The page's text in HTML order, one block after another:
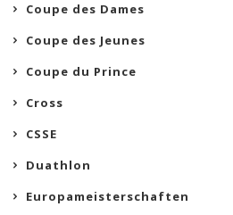
Coupe des Dames
Coupe des Jeunes
Coupe du Prince
Cross
CSSE
Duathlon
Europameisterschaften